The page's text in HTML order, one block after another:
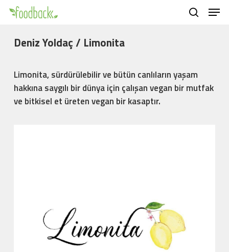
Skip
mainDeniz Yoldaç / Limonita
Limonita, sürdürülebilir ve bütün canlıların yaşam
hakkına saygılı bir dünya için çalışan vegan bir mutfak
ve bitkisel et üreten vegan bir kasaptır.